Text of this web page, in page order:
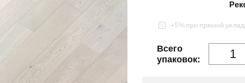
+5% при прямой
Всего
упаковок: